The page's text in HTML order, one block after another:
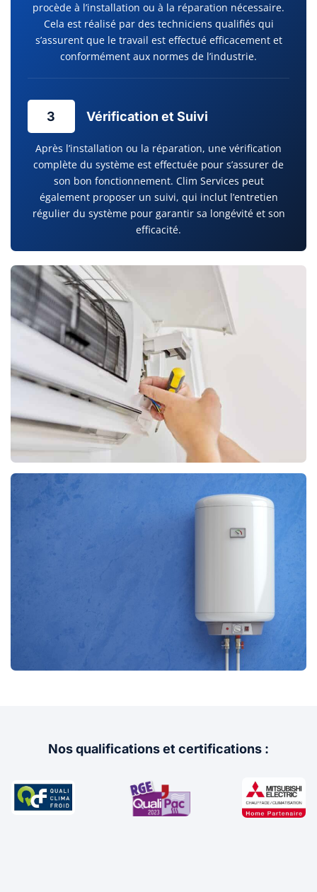
procède à l’installation ou à la réparation nécessaire.
Cela est réalisé par des techniciens qualifiés qui
s’assurent que le travail est effectué efficacement et
conformément aux normes de l’industrie.
3 Vérification et Suivi
Après l’installation ou la réparation, une vérification
complète du système est effectuée pour s’assurer de
son bon fonctionnement. Clim Services peut
également proposer un suivi, qui inclut l’entretien
régulier du système pour garantir sa longévité et son
efficacité.
Nos qualifications et certifications :